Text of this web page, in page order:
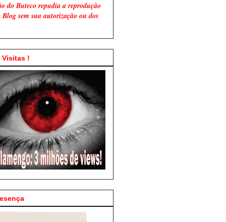
do Buteco repudia a reprodução
Blog sem sua autorização ou dos
Visitas !